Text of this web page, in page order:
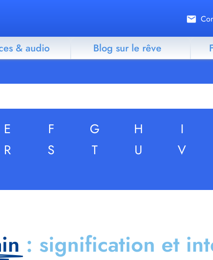
& audio Blog sur le rêve
E F G H I
R S T U V
: signification et